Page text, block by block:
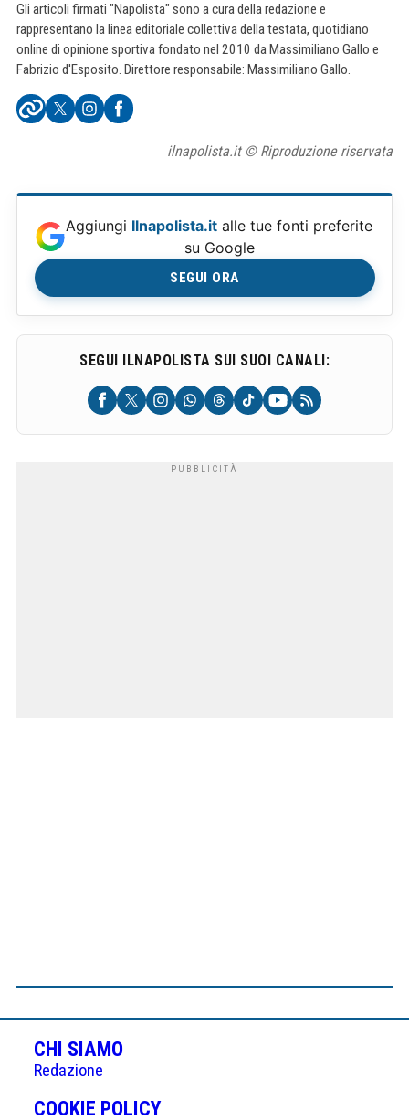
Gli articoli firmati "Napolista" sono a cura della redazione e
rappresentano la linea editoriale collettiva della testata, quotidiano
online di opinione sportiva fondato nel 2010 da Massimiliano Gallo e
Fabrizio d'Esposito. Direttore responsabile: Massimiliano Gallo.
ilnapolista.it © Riproduzione riservata
Aggiungi Ilnapolista.it alle tue fonti preferite
su Google
SEGUI ORA
SEGUI ILNAPOLISTA SUI SUOI CANALI:
CHI SIAMO
Redazione
COOKIE POLICY(APRE